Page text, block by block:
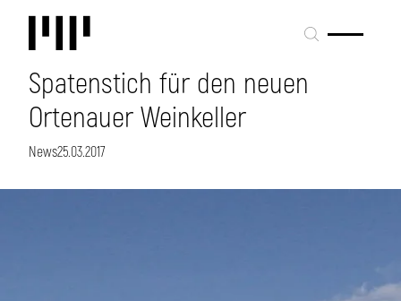
Spatenstich für den neuen
Ortenauer Weinkeller
News25.03.2017